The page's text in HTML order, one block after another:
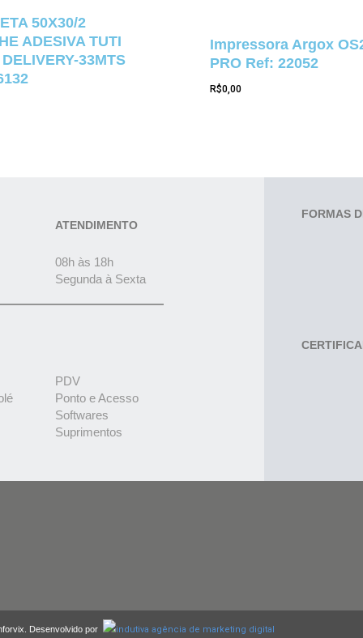
50X30/2
ADESIVA TUTI
33MTS
Impressora Argox
PRO Ref: 22052
R$0,00
ATENDIMENTO
08h às 18h
Segunda à Sexta
PDV
Ponto e Acesso
Softwares
Suprimentos
FORMAS
Desenvolvido por